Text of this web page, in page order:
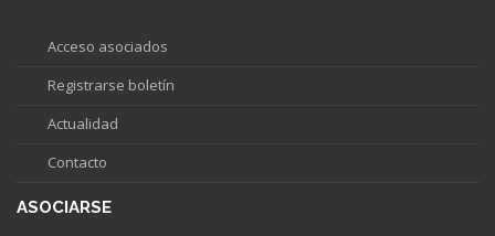
Acceso asociados
Registrarse boletín
Actualidad
Contacto
ASOCIARSE